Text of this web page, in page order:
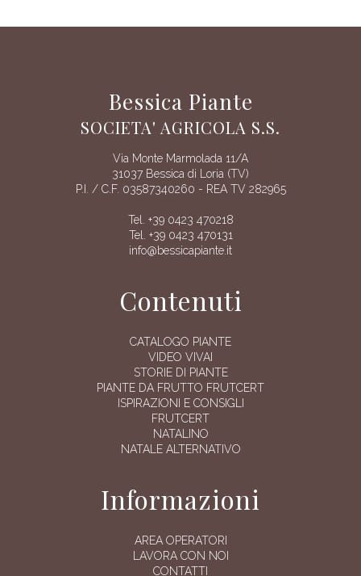
Bessica Piante
SOCIETA' AGRICOLA S.S.
Via Monte Marmolada 11/A
31037 Bessica di Loria (TV)
P.I. / C.F. 03587340260 - REA TV 282965
Tel. +39 0423 470218
Tel. +39 0423 470131
info@bessicapiante.it
Contenuti
CATALOGO PIANTE
VIDEO VIVAI
STORIE DI PIANTE
PIANTE DA FRUTTO FRUTCERT
ISPIRAZIONI E CONSIGLI
FRUTCERT
NATALINO
NATALE ALTERNATIVO
Informazioni
AREA OPERATORI
LAVORA CON NOI
CONTATTI